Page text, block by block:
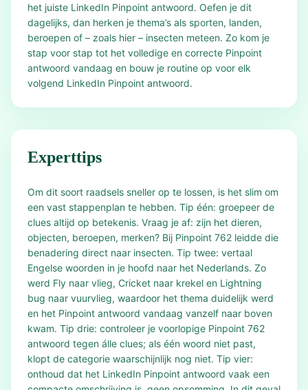
het juiste LinkedIn Pinpoint antwoord. Oefen je dit
dagelijks, dan herken je thema’s als sporten, landen,
beroepen of – zoals hier – insecten meteen. Zo kom je
stap voor stap tot het volledige en correcte Pinpoint
antwoord vandaag en bouw je routine op voor elk
volgend LinkedIn Pinpoint antwoord.
Experttips
Om dit soort raadsels sneller op te lossen, is het slim om
een vast stappenplan te hebben. Tip één: groepeer de
clues altijd op betekenis. Vraag je af: zijn het dieren,
objecten, beroepen, merken? Bij Pinpoint 762 leidde die
benadering direct naar insecten. Tip twee: vertaal
Engelse woorden in je hoofd naar het Nederlands. Zo
werd Fly naar vlieg, Cricket naar krekel en Lightning
bug naar vuurvlieg, waardoor het thema duidelijk werd
en het Pinpoint antwoord vandaag vanzelf naar boven
kwam. Tip drie: controleer je voorlopige Pinpoint 762
antwoord tegen álle clues; als één woord niet past,
klopt de categorie waarschijnlijk nog niet. Tip vier:
onthoud dat het LinkedIn Pinpoint antwoord vaak een